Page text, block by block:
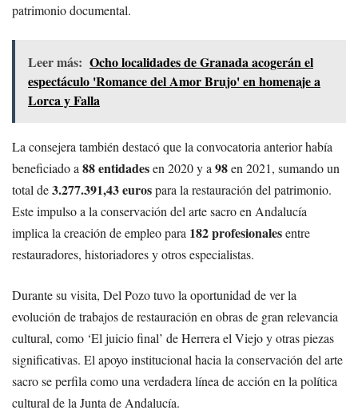
patrimonio documental.
Leer más: Ocho localidades de Granada acogerán el
espectáculo 'Romance del Amor Brujo' en homenaje a
Lorca y Falla
La consejera también destacó que la convocatoria anterior había
beneficiado a 88 entidadesen 2020 y a 98en 2021, sumando un
total de3.277.391,43 eurospara la restauración del patrimonio.
Este impulso a la conservación del arte sacro en Andalucía
implica la creación de empleo para 182 profesionalesentre
restauradores, historiadores y otros especialistas.
Durante su visita, Del Pozo tuvo la oportunidad de ver la
evolución de trabajos de restauración en obras de gran relevancia
cultural, como ‘El juicio final’ de Herrera el Viejo y otras piezas
significativas. El apoyo institucional hacia la conservación del arte
sacro se perfila como una verdadera línea de acción en la política
cultural de la Junta de Andalucía.